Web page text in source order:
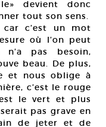
devient donc
tout son sens.
car c’est un mot
où l’on peut
pas besoin,
beau. De plus,
et nous oblige à
c’est le rouge
le vert et plus
pas grave en
de jeter et de